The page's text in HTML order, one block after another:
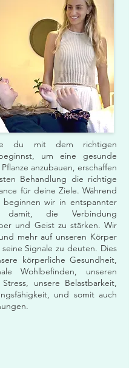
du mit dem richtigen
um eine gesunde
anzubauen, erschaffen
Behandlung die richtige
für deine Ziele. Während
beginnen wir in entspannter
damit, die Verbindung
und Geist zu stärken. Wir
mehr auf unseren Körper
Signale zu deuten. Dies
körperliche Gesundheit,
Wohlbefinden, unseren
unsere Belastbarkeit,
und somit auch